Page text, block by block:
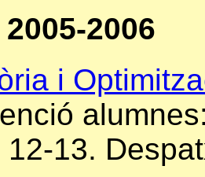
2006
i
13.